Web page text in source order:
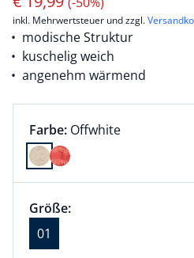
inkl. Mehrwertsteuer und zzgl.
modische Struktur
kuschelig weich
angenehm wärmend
Farbauswahl:
Farbe: aktuell ausgewählt:
Offwhite
Farbe Offwhite ausgewählt
Größenauswahl:
Größe:
Größe 01 ausgewählt
01